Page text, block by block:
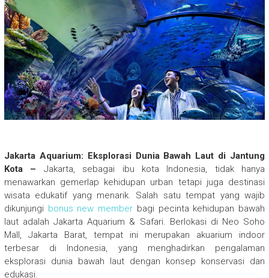
Jakarta Aquarium: Eksplorasi Dunia Bawah Laut di Jantung
Kota – Jakarta, sebagai ibu kota Indonesia, tidak hanya
menawarkan gemerlap kehidupan urban tetapi juga destinasi
wisata edukatif yang menarik. Salah satu tempat yang wajib
dikunjungi bonus new member bagi pecinta kehidupan bawah
laut adalah Jakarta Aquarium & Safari. Berlokasi di Neo Soho
Mall, Jakarta Barat, tempat ini merupakan akuarium indoor
terbesar di Indonesia, yang menghadirkan pengalaman
eksplorasi dunia bawah laut dengan konsep konservasi dan
edukasi.